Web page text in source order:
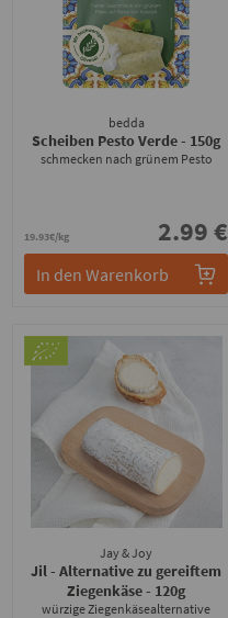
bedda
Scheiben Pesto Verde- 150g
schmecken nach grünem Pesto
19.93€/kg 2.99 €
In den Warenkorb
Jay & Joy
Jil - Alternative zu gereiftem
Ziegenkäse- 120g
würzige Ziegenkäsealternative